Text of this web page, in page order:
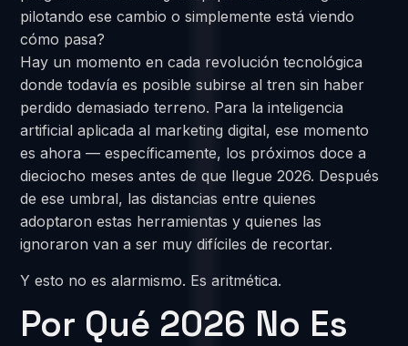
pilotando ese cambio o simplemente está viendo
cómo pasa?
Hay un momento en cada revolución tecnológica
donde todavía es posible subirse al tren sin haber
perdido demasiado terreno. Para la inteligencia
artificial aplicada al marketing digital, ese momento
es ahora — específicamente, los próximos doce a
dieciocho meses antes de que llegue 2026. Después
de ese umbral, las distancias entre quienes
adoptaron estas herramientas y quienes las
ignoraron van a ser muy difíciles de recortar.
Y esto no es alarmismo. Es aritmética.
Por Qué 2026 No Es